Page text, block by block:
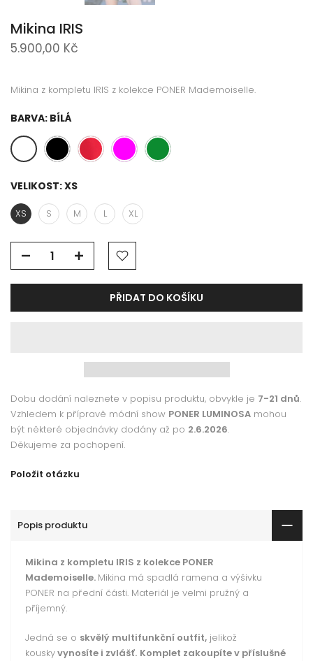
Mikina IRIS
5.900,00 Kč
Mikina z kompletu IRIS z kolekce PONER Mademoiselle.
BARVA: BÍLÁ
VELIKOST:XS
XS S M L XL
PŘIDAT DO KOŠÍKU
Dobu dodání naleznete v popisu produktu, obvykle je 7-21 dnů.
Vzhledem k přípravě módní show PONER LUMINOSA mohou
být některé objednávky dodány až po 2.6.2026.
Děkujeme za pochopení.
Položit otázku
Popis produktu
Mikina z kompletu IRIS z kolekce PONER
Mademoiselle. Mikina má spadlá ramena a výšivku
PONER na přední části. Materiál je velmi pružný a
příjemný.
Jedná se o skvělý multifunkční outfit, jelikož
kouskyvynosíte i zvlášť. Komplet zakoupíte v příslušné